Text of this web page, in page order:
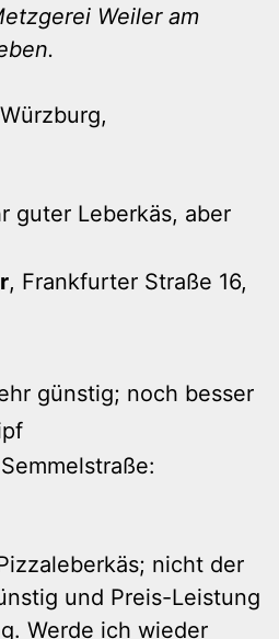
Weiler am
guter Leberkäs, aber
, Frankfurter Straße 16,
günstig; noch besser
nicht der
und Preis-Leistung
Werde ich wieder